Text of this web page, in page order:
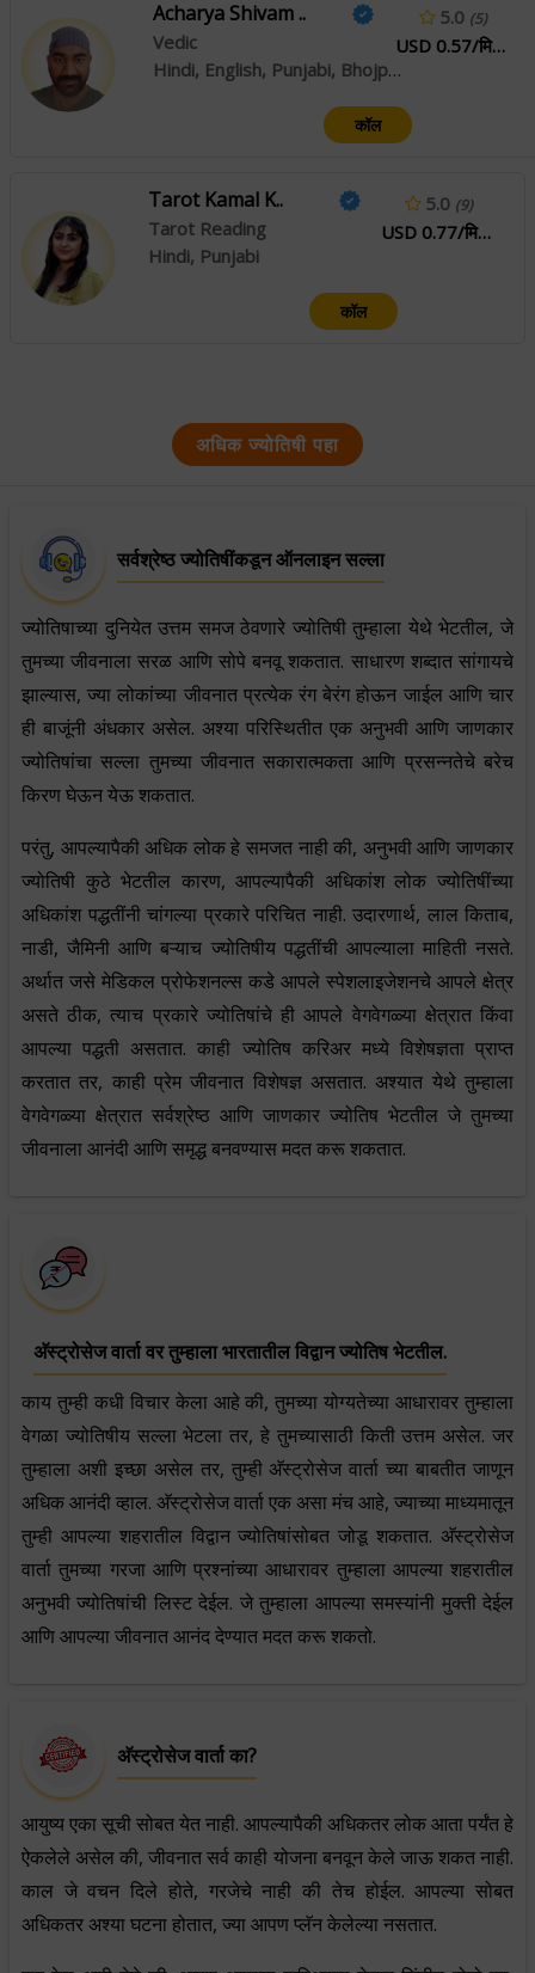
Acharya Shivam ..
Vedic
Hindi, English, Punjabi, Bhojpuri, Haryanvi, Rajasthani, Sanskrit, Arabic
5.0 (5)
USD 0.57/मिनिटे
कॉल
Tarot Kamal K..
Tarot Reading
Hindi, Punjabi
5.0 (9)
USD 0.77/मिनिटे
कॉल
अधिक ज्योतिषी पहा
सर्वश्रेष्ठ ज्योतिषींकडून ऑनलाइन सल्ला
ज्योतिषाच्या दुनियेत उत्तम समज ठेवणारे ज्योतिषी तुम्हाला येथे भेटतील, जे
तुमच्या जीवनाला सरळ आणि सोपे बनवू शकतात. साधारण शब्दात सांगायचे
झाल्यास, ज्या लोकांच्या जीवनात प्रत्येक रंग बेरंग होऊन जाईल आणि चार
ही बाजूंनी अंधकार असेल. अश्या परिस्थितीत एक अनुभवी आणि जाणकार
ज्योतिषांचा सल्ला तुमच्या जीवनात सकारात्मकता आणि प्रसन्नतेचे बरेच
किरण घेऊन येऊ शकतात.
परंतु, आपल्यापैकी अधिक लोक हे समजत नाही की, अनुभवी आणि जाणकार
ज्योतिषी कुठे भेटतील कारण, आपल्यापैकी अधिकांश लोक ज्योतिषींच्या
अधिकांश पद्धतींनी चांगल्या प्रकारे परिचित नाही. उदारणार्थ, लाल किताब,
नाडी, जैमिनी आणि बऱ्याच ज्योतिषीय पद्धतींची आपल्याला माहिती नसते.
अर्थात जसे मेडिकल प्रोफेशनल्स कडे आपले स्पेशलाइजेशनचे आपले क्षेत्र
असते ठीक, त्याच प्रकारे ज्योतिषांचे ही आपले वेगवेगळ्या क्षेत्रात किंवा
आपल्या पद्धती असतात. काही ज्योतिष करिअर मध्ये विशेषज्ञता प्राप्त
करतात तर, काही प्रेम जीवनात विशेषज्ञ असतात. अश्यात येथे तुम्हाला
वेगवेगळ्या क्षेत्रात सर्वश्रेष्ठ आणि जाणकार ज्योतिष भेटतील जे तुमच्या
जीवनाला आनंदी आणि समृद्ध बनवण्यास मदत करू शकतात.
अ‍ॅस्ट्रोसेज वार्ता वर तुम्हाला भारतातील विद्वान ज्योतिष भेटतील.
काय तुम्ही कधी विचार केला आहे की, तुमच्या योग्यतेच्या आधारावर तुम्हाला
वेगळा ज्योतिषीय सल्ला भेटला तर, हे तुमच्यासाठी किती उत्तम असेल. जर
तुम्हाला अशी इच्छा असेल तर, तुम्ही अ‍ॅस्ट्रोसेज वार्ता च्या बाबतीत जाणून
अधिक आनंदी व्हाल. अ‍ॅस्ट्रोसेज वार्ता एक असा मंच आहे, ज्याच्या माध्यमातून
तुम्ही आपल्या शहरातील विद्वान ज्योतिषांसोबत जोडू शकतात. अ‍ॅस्ट्रोसेज
वार्ता तुमच्या गरजा आणि प्रश्नांच्या आधारावर तुम्हाला आपल्या शहरातील
अनुभवी ज्योतिषांची लिस्ट देईल. जे तुम्हाला आपल्या समस्यांनी मुक्ती देईल
आणि आपल्या जीवनात आनंद देण्यात मदत करू शकतो.
अ‍ॅस्ट्रोसेज वार्ता का?
आयुष्य एका सूची सोबत येत नाही. आपल्यापैकी अधिकतर लोक आता पर्यंत हे
ऐकलेले असेल की, जीवनात सर्व काही योजना बनवून केले जाऊ शकत नाही.
काल जे वचन दिले होते, गरजेचे नाही की तेच होईल. आपल्या सोबत
अधिकतर अश्या घटना होतात, ज्या आपण प्लॅन केलेल्या नसतात.